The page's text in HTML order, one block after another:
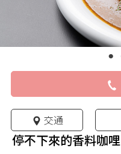
交通
停不下來的香料咖哩